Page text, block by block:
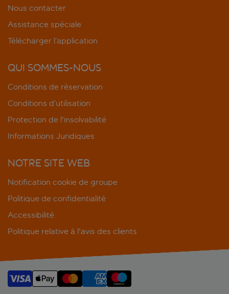
Nous contacter
Assistance spéciale
Télécharger l’application
QUI SOMMES-NOUS
Conditions de réservation
Conditions d’utilisation
Protection de l'insolvabilité
Informations Juridiques
NOTRE SITE WEB
Notification cookie de groupe
Politique de confidentialité
Accessibilité
Politique relative à l'avis des clients